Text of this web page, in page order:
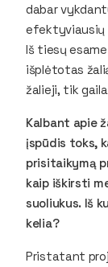
dabar
efektyviausių
Iš tiesų
išplėtotas
žalieji, tik
Kalbant apie
įspūdis toks,
prisitaikymą
kaip iškirsti
suoliukus. Iš
kelia?
Pristatant